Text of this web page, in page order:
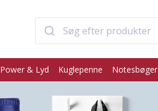
Power & Lyd Kuglepenne Notesbøger